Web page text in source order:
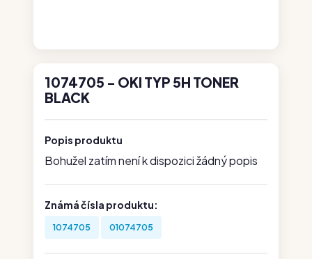
1074705 - OKI TYP 5H TONER
BLACK
Popis produktu
Bohužel zatím není k dispozici žádný popis
Známá čísla produktu:
1074705 01074705